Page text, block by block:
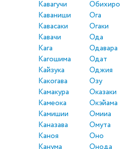
Кавагучи
Каваниши
Кавасаки
Кавачи
Кага
Кагошима
Кайзука
Какогава
Камакура
Камеока
Камишии
Каназава
Каноя
Обихиро
Ога
Огаки
Ода
Одавара
Одат
Оджия
Озу
Оказаки
Окэйама
Омииа
Омута
Оно